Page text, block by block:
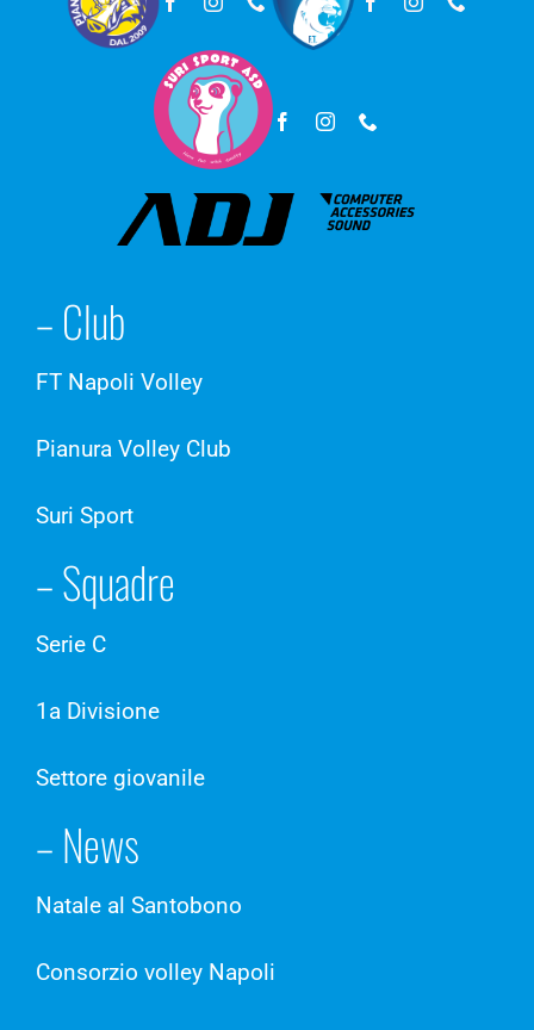
– Club
FT Napoli Volley
Pianura Volley Club
Suri Sport
– Squadre
Serie C
1a Divisione
Settore giovanile
– News
Natale al Santobono
Consorzio volley Napoli